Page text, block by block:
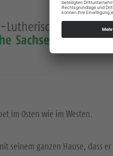
im Osten wie im Westen.
seinem ganzen Hause, dass